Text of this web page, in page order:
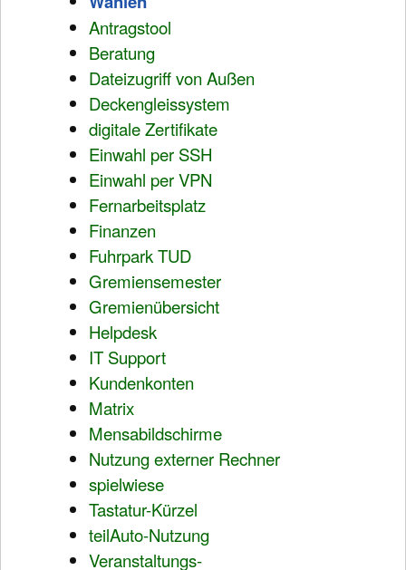
Antragstool
Beratung
Dateizugriff von Außen
Deckengleissystem
digitale Zertifikate
Einwahl per SSH
Einwahl per VPN
Fernarbeitsplatz
Finanzen
Fuhrpark TUD
Gremiensemester
Gremienübersicht
Helpdesk
IT Support
Kundenkonten
Matrix
Mensabildschirme
Nutzung externer Rechner
spielwiese
Tastatur-Kürzel
teilAuto-Nutzung
Veranstaltungs-